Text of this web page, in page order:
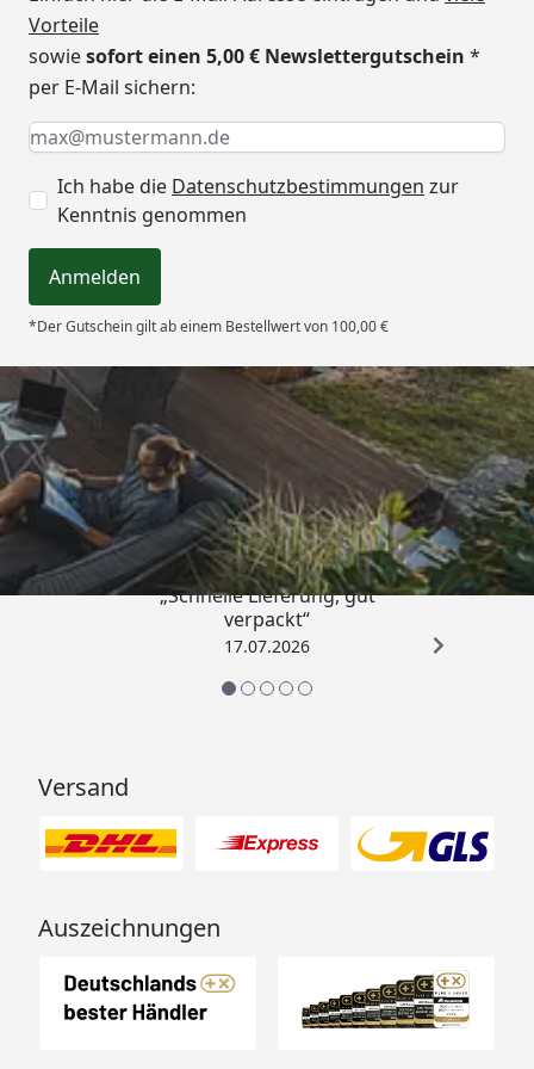
Vorteile
sowiesofort einen 5,00 € Newslettergutschein *
per E-Mail sichern:
Keine Eingabe erforderlich
Eingabe erforderlich
E-Mail *
Ich habe die Datenschutzbestimmungen zur
Kenntnis genommen
Anmelden
*Der Gutschein gilt ab einem Bestellwert von 100,00 €
Trusted Shops
4,65/ 5
„Schnelle Lieferung, gut
verpackt“
17.07.2026
Versand
Auszeichnungen